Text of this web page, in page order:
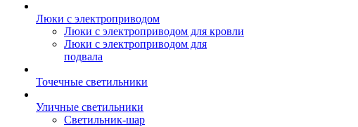
Люки с электроприводом
Люки с электроприводом для кровли
Люки с электроприводом для
подвала
Точечные светильники
Уличные светильники
Светильник-шар